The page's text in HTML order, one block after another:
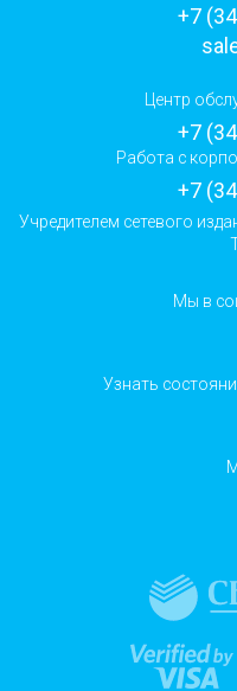
+7
Центр
+7
Работа с
+7
Учредителем сетевого
Мы в
Узнать